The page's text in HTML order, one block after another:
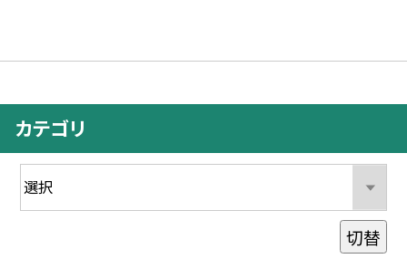
カテゴリ
切替